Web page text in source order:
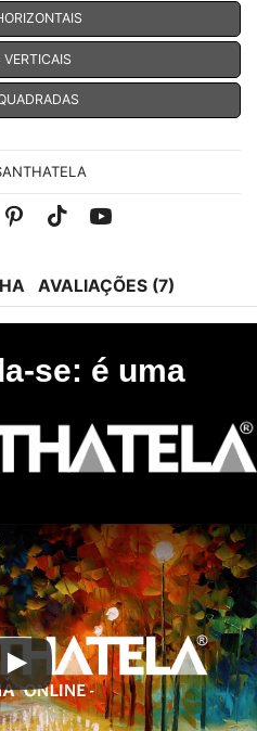
VERTICAIS
Pinterest
Tik-Youtube
AVALIAÇÕES (7)
se: é uma